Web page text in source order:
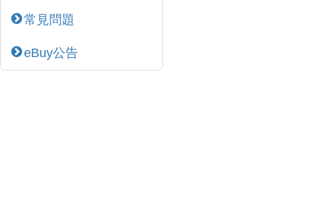
常見問題
eBuy公告